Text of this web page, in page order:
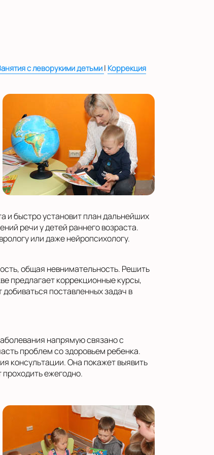
с леворукими детьми| Коррекция
и быстро установит план дальнейших
речи у детей раннего возраста.
или даже нейропсихологу.
общая невнимательность. Решить
предлагает коррекционные курсы,
поставленных задач в
напрямую связано с
проблем со здоровьем ребенка.
консультации. Она покажет выявить
ежегодно.